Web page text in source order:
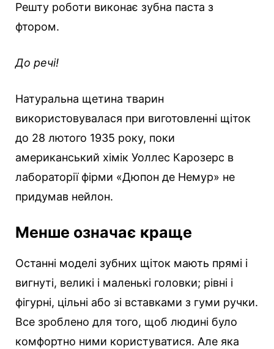
Решту роботи виконає зубна паста з
фтором.
До речі!
Натуральна щетина тварин
використовувалася при виготовленні щіток
до 28 лютого 1935 року, поки
американський хімік Уоллес Карозерс в
лабораторії фірми «Дюпон де Немур» не
придумав нейлон.
Менше означає краще
Останні моделі зубних щіток мають прямі і
вигнуті, великі і маленькі головки; рівні і
фігурні, цільні або зі вставками з гуми ручки.
Все зроблено для того, щоб людині було
комфортно ними користуватися. Але яка